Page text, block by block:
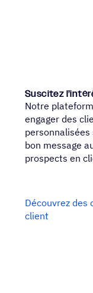
Susci­tez
Notre
engager des
personnalisées
bon message
prospects en
Découvrez des
client